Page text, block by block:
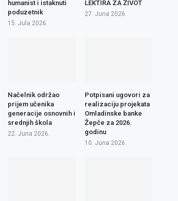
humanist i istaknuti
poduzetnik
15. Jula 2026.
LEKTIRA ZA ŽIVOT
27. Juna 2026.
Načelnik održao
prijem učenika
generacije osnovnih i
srednjih škola
22. Juna 2026.
Potpisani ugovori za
realizaciju projekata
Omladinske banke
Žepče za 2026.
godinu
10. Juna 2026.